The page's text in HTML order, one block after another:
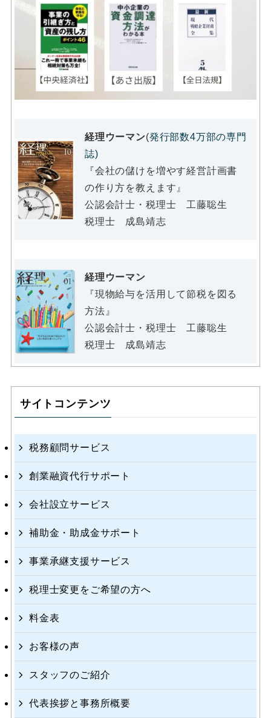
経理ウーマン(発行部数4万部の専門
誌)
『会社の儲けを増やす経営計画書
の作り方を教えます』
公認会計士・税理士 工藤聡生
税理士 成島靖志
経理ウーマン
『現物給与を活用して節税を図る
方法』
公認会計士・税理士 工藤聡生
税理士 成島靖志
サイトコンテンツ
税務顧問サービス
創業融資代行サポート
会社設立サービス
補助金・助成金サポート
事業承継支援サービス
税理士変更をご希望の方へ
料金表
お客様の声
スタッフのご紹介
代表挨拶と事務所概要